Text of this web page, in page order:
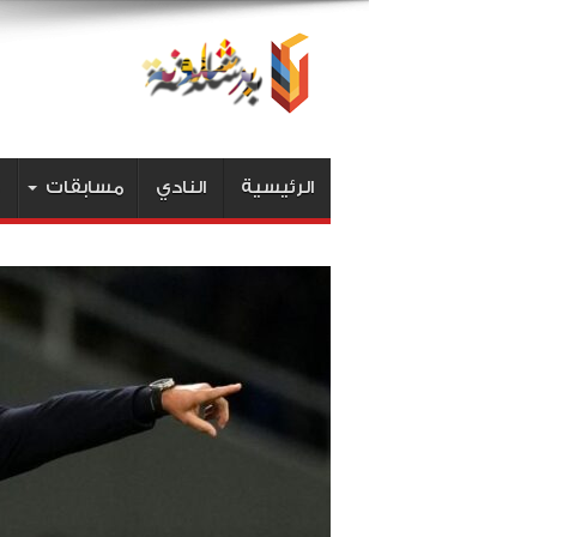
الرئيسية النادي مسابقات